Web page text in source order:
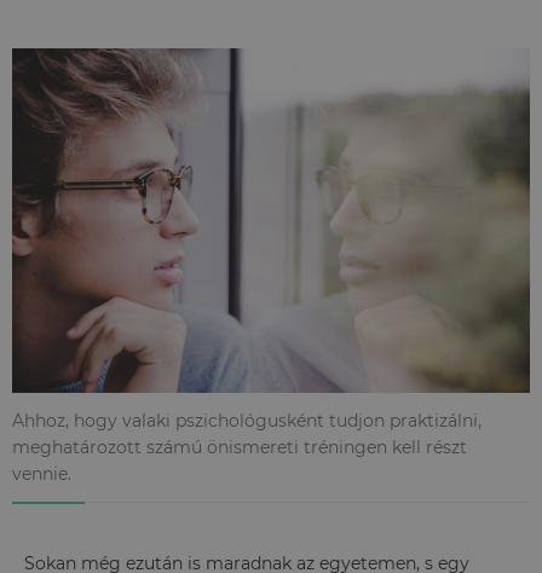
Ahhoz, hogy valaki pszichológusként tudjon praktizálni,
meghatározott számú önismereti tréningen kell részt
vennie.
Sokan még ezután is maradnak az egyetemen, s egy